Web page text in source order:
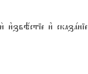
и3 сказaніе